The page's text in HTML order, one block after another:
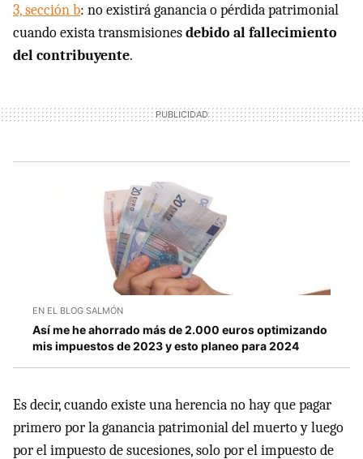
3, sección b: no existirá ganancia o pérdida patrimonial
cuando exista transmisionesdebido al fallecimiento
del contribuyente.
EN EL BLOG SALMÓN
Así me he ahorrado más de 2.000 euros optimizando
mis impuestos de 2023 y esto planeo para 2024
Es decir, cuando existe una herencia no hay que pagar
primero por la ganancia patrimonial del muerto y luego
por el impuesto de sucesiones, solo por el impuesto de